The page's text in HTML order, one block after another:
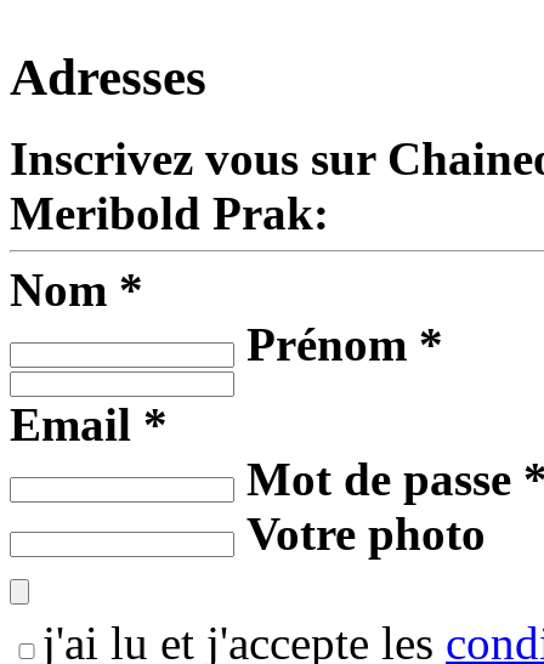
Adresses
Inscrivez vous sur
Meribold Prak:
Nom *
Prénom *
Email *
Mot de passe
Votre photo
j'ai lu et j'accepte les